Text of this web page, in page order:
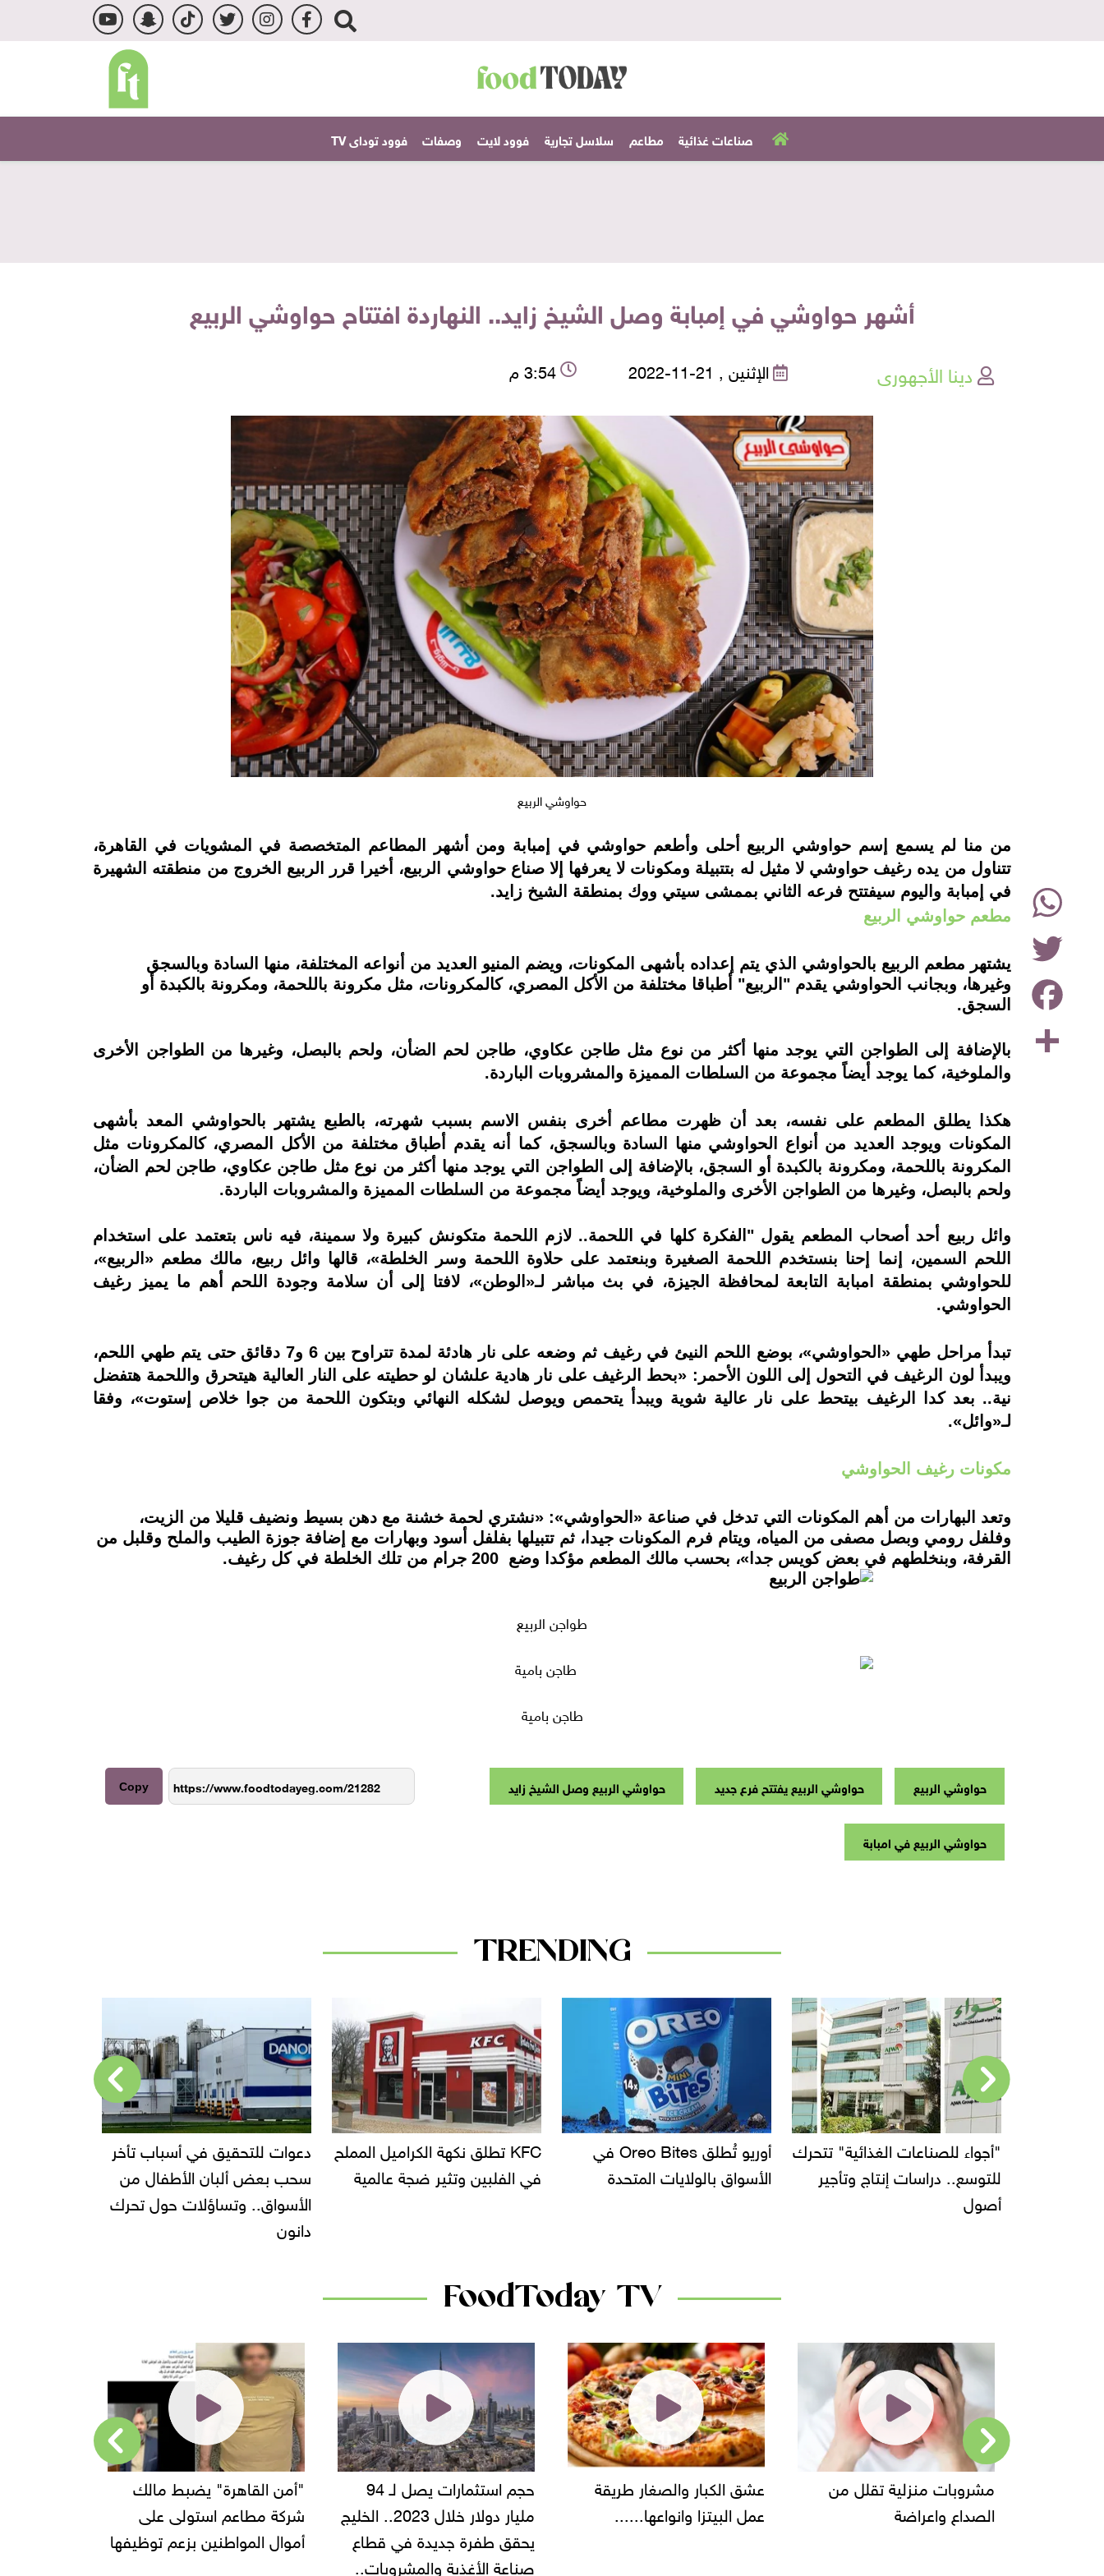
صناعات غذائية مطاعم سلاسل تجارية فوود لايت وصفات فوود توداى TV
أشهر حواوشي في إمبابة وصل الشيخ زايد.. النهاردة افتتاح حواوشي الربيع
دينا الأجهورى الإثنين , 21-11-2022 3:54 م
حواوشي الربيع
Share
Facebook
Twitter
WhatsApp
instagramمن منا لم يسمع إسم حواوشي الربيع أحلى وأطعم حواوشي في إمبابة ومن أشهر المطاعم المتخصصة في المشويات في القاهرة،
تتناول من يده رغيف حواوشي لا مثيل له بتتبيلة ومكونات لا يعرفها إلا صناع حواوشي الربيع، أخيرا قرر الربيع الخروج من منطقته الشهيرة
في إمبابة واليوم سيفتتح فرعه الثاني بممشى سيتي ووك بمنطقة الشيخ زايد.
مطعم حواوشي الربيع
يشتهر مطعم الربيع بالحواوشي الذي يتم إعداده بأشهى المكونات، ويضم المنيو العديد من أنواعه المختلفة، منها السادة وبالسجق
وغيرها، وبجانب الحواوشي يقدم "الربيع" أطباقا مختلفة من الأكل المصري، كالمكرونات، مثل مكرونة باللحمة، ومكرونة بالكبدة أو
السجق.
بالإضافة إلى الطواجن التي يوجد منها أكثر من نوع مثل طاجن عكاوي، طاجن لحم الضأن، ولحم بالبصل، وغيرها من الطواجن الأخرى
والملوخية، كما يوجد أيضاً مجموعة من السلطات المميزة والمشروبات الباردة.
هكذا يطلق المطعم على نفسه، بعد أن ظهرت مطاعم أخرى بنفس الاسم بسبب شهرته، بالطبع يشتهر بالحواوشي المعد بأشهى
المكونات ويوجد العديد من أنواع الحواوشي منها السادة وبالسجق، كما أنه يقدم أطباق مختلفة من الأكل المصري، كالمكرونات مثل
المكرونة باللحمة، ومكرونة بالكبدة أو السجق، بالإضافة إلى الطواجن التي يوجد منها أكثر من نوع مثل طاجن عكاوي، طاجن لحم الضأن،
ولحم بالبصل، وغيرها من الطواجن الأخرى والملوخية، ويوجد أيضاً مجموعة من السلطات المميزة والمشروبات الباردة.
وائل ربيع أحد أصحاب المطعم يقول "الفكرة كلها في اللحمة.. لازم اللحمة متكونش كبيرة ولا سمينة، فيه ناس بتعتمد على استخدام
اللحم السمين، إنما إحنا بنستخدم اللحمة الصغيرة وبنعتمد على حلاوة اللحمة وسر الخلطة»، قالها وائل ربيع، مالك مطعم «الربيع»،
للحواوشي بمنطقة امبابة التابعة لمحافظة الجيزة، في بث مباشر لـ«الوطن»، لافتا إلى أن سلامة وجودة اللحم أهم ما يميز رغيف
الحواوشي.
تبدأ مراحل طهي «الحواوشي»، بوضع اللحم النيئ في رغيف ثم وضعه على نار هادئة لمدة تتراوح بين 6 و7 دقائق حتى يتم طهي اللحم،
ويبدأ لون الرغيف في التحول إلى اللون الأحمر: «بحط الرغيف على نار هادية علشان لو حطيته على النار العالية هيتحرق واللحمة هتفضل
نية.. بعد كدا الرغيف بيتحط على نار عالية شوية ويبدأ يتحمص ويوصل لشكله النهائي وبتكون اللحمة من جوا خلاص إستوت»، وفقا
لـ«وائل».
مكونات رغيف الحواوشي
وتعد البهارات من أهم المكونات التي تدخل في صناعة «الحواوشي»: «نشتري لحمة خشنة مع دهن بسيط ونضيف قليلا من الزيت،
وفلفل رومي وبصل مصفى من المياه، ويتام فرم المكونات جيدا، ثم تتبيلها بفلفل أسود وبهارات مع إضافة جوزة الطيب والملح وقلبل من
القرفة، وبنخلطهم في بعض كويس جدا»، بحسب مالك المطعم مؤكدا وضع 200 جرام من تلك الخلطة في كل رغيف.
طواجن الربيع
طاجن بامية
حواوشي الربيع حواوشي الربيع يفتتح فرع جديد حواوشي الربيع وصل الشيخ زايد
حواوشي الربيع في امبابة
Copy
TRENDING
"أجواء للصناعات الغذائية" تتحرك
للتوسع.. دراسات إنتاج وتأجير
أصول
أوريو تُطلق Oreo Bites في
الأسواق بالولايات المتحدة
KFC تطلق نكهة الكراميل المملح
في الفلبين وتثير ضجة عالمية
دعوات للتحقيق في أسباب تأخر
سحب بعض ألبان الأطفال من
الأسواق.. وتساؤلات حول تحرك
دانون
FoodToday TV
مشروبات منزلية تقلل من
الصداع واعراضة
عشق الكبار والصغار طريقة
عمل البيتزا وانواعها......
حجم استثمارات يصل لـ 94
مليار دولار خلال 2023.. الخليج
يحقق طفرة جديدة في قطاع
صناعة الأغذية والمشروبات..
"أمن القاهرة" يضبط مالك
شركة مطاعم استولى على
أموال المواطنين بزعم توظيفها